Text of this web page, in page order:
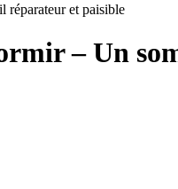
réparateur et paisible
– Un